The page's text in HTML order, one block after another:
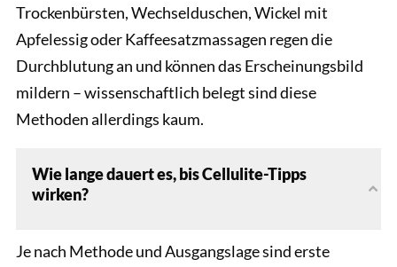
Trockenbürsten, Wechselduschen, Wickel mit
Apfelessig oder Kaffeesatzmassagen regen die
Durchblutung an und können das Erscheinungsbild
mildern – wissenschaftlich belegt sind diese
Methoden allerdings kaum.
Wie lange dauert es, bis Cellulite-Tipps
wirken?
Je nach Methode und Ausgangslage sind erste